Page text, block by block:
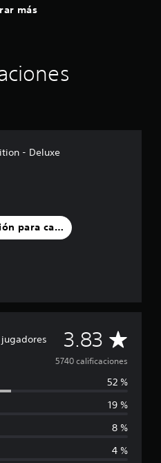
más
- Deluxe
para calificar
3.83 C
a
l
5740 calificaciones
52 %
19 %
8 %
4 %